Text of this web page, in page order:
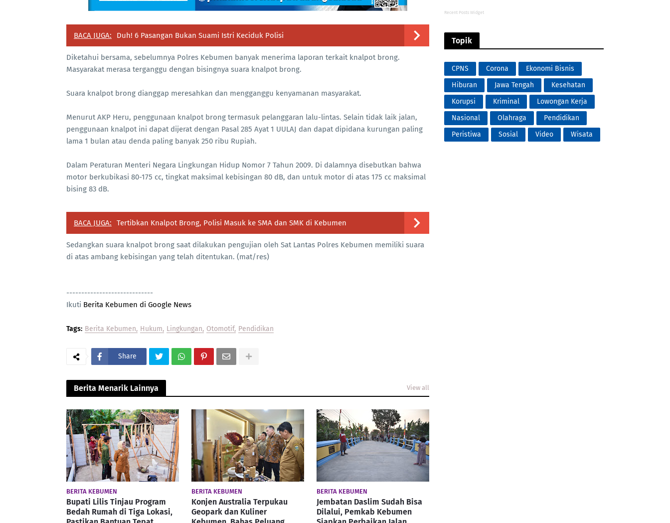
BACA JUGA: Duh! 6 Pasangan Bukan Suami Istri Keciduk Polisi
Diketahui bersama, sebelumnya Polres Kebumen banyak menerima laporan terkait knalpot brong.
Masyarakat merasa terganggu dengan bisingnya suara knalpot brong.
Suara knalpot brong dianggap meresahkan dan mengganggu kenyamanan masyarakat.
Menurut AKP Heru, penggunaan knalpot brong termasuk pelanggaran lalu-lintas. Selain tidak laik jalan,
penggunaan knalpot ini dapat dijerat dengan Pasal 285 Ayat 1 UULAJ dan dapat dipidana kurungan paling
lama 1 bulan atau denda paling banyak 250 ribu Rupiah.
Dalam Peraturan Menteri Negara Lingkungan Hidup Nomor 7 Tahun 2009. Di dalamnya disebutkan bahwa
motor berkubikasi 80-175 cc, tingkat maksimal kebisingan 80 dB, dan untuk motor di atas 175 cc maksimal
bising 83 dB.
BACA JUGA: Tertibkan Knalpot Brong, Polisi Masuk ke SMA dan SMK di Kebumen
Sedangkan suara knalpot brong saat dilakukan pengujian oleh Sat Lantas Polres Kebumen memiliki suara
di atas ambang kebisingan yang telah ditentukan. (mat/res)
-----------------------------
Ikuti Berita Kebumen di Google News
Tags: Berita Kebumen Hukum Lingkungan Otomotif Pendidikan
Share
Berita Menarik Lainnya View all
BERITA KEBUMEN
Bupati Lilis Tinjau Program
Bedah Rumah di Tiga Lokasi,
BERITA KEBUMEN
Konjen Australia Terpukau
Geopark dan Kuliner
BERITA KEBUMEN
Jembatan Daslim Sudah Bisa
Dilalui, Pemkab Kebumen
Recent Posts Widget
Topik
CPNS Corona
Ekonomi Bisnis
Hiburan
Jawa Tengah
Kesehatan
Korupsi
Kriminal
Lowongan Kerja
Nasional
Olahraga
Pendidikan
Peristiwa
Sosial Video Wisata